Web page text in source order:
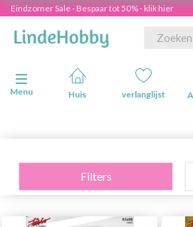
Eindzomer Sale - Bespaar tot 50% - klik hier
Navigatie in-/uitschakelen
Menu
Huis verlanglijst
Filters